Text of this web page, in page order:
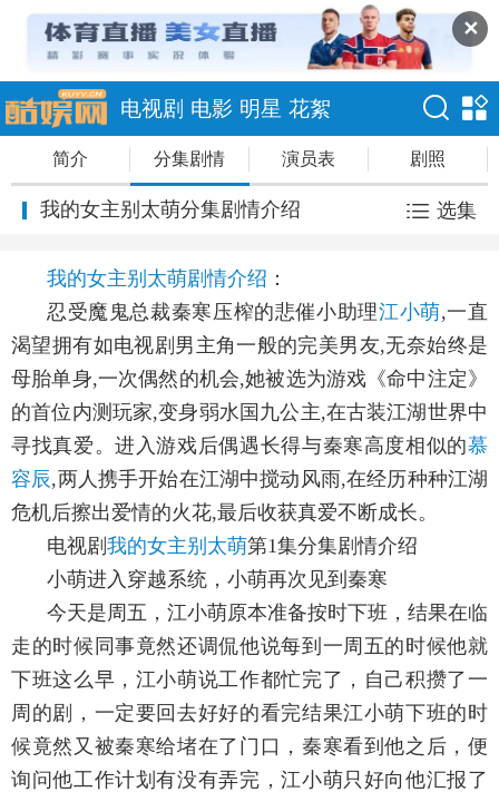
✕
电视剧 电影 明星 花絮
简介 分集剧情 演员表 剧照
我的女主别太萌分集剧情介绍 选集
我的女主别太萌剧情介绍 ：
忍受魔鬼总裁秦寒压榨的悲催小助理江小萌,一直
渴望拥有如电视剧男主角一般的完美男友,无奈始终是
母胎单身,一次偶然的机会,她被选为游戏《命中注定》
的首位内测玩家,变身弱水国九公主,在古装江湖世界中
寻找真爱。进入游戏后偶遇长得与秦寒高度相似的慕
容辰,两人携手开始在江湖中搅动风雨,在经历种种江湖
危机后擦出爱情的火花,最后收获真爱不断成长。
电视剧 我的女主别太萌第1集分集剧情介绍
小萌进入穿越系统，小萌再次见到秦寒
今天是周五，江小萌原本准备按时下班，结果在临
走的时候同事竟然还调侃他说每到一周五的时候他就
下班这么早，江小萌说工作都忙完了，自己积攒了一
周的剧，一定要回去好好的看完结果江小萌下班的时
候竟然又被秦寒给堵在了门口，秦寒看到他之后，便
询问他工作计划有没有弄完，江小萌只好向他汇报了